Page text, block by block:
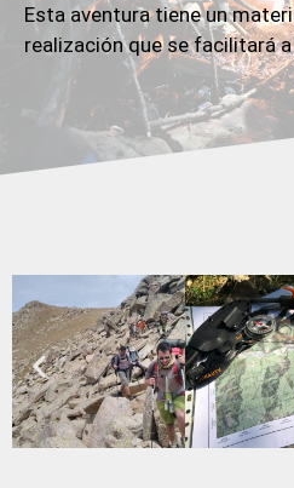
Esta aventura tiene un
realización que se facilitará